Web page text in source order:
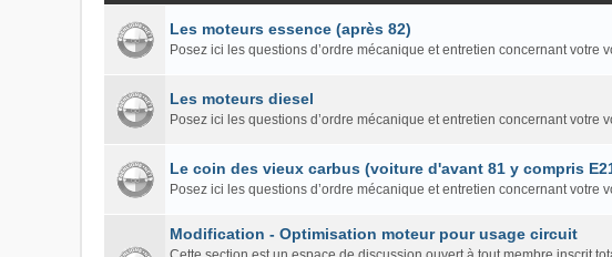
Les moteurs essence (après 82)
Posez ici les questions d’ordre mécanique et entretien concernant votre
Les moteurs diesel
Posez ici les questions d’ordre mécanique et entretien concernant votre
Le coin des vieux carbus (voiture d'avant 81 y compris
Posez ici les questions d’ordre mécanique et entretien concernant votre
Modification - Optimisation moteur pour usage circuit